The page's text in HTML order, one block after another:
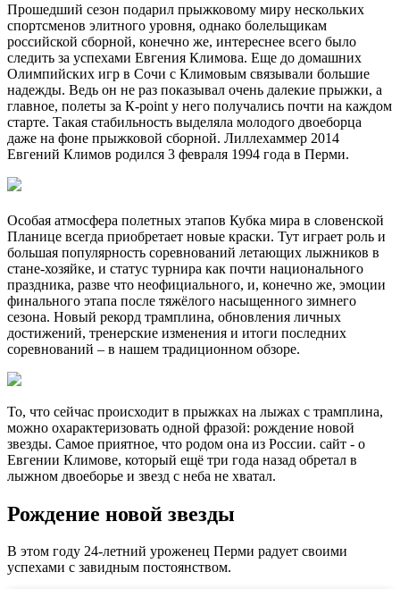
Прошедший сезон подарил прыжковому миру нескольких
спортсменов элитного уровня, однако болельщикам
российской сборной, конечно же, интереснее всего было
следить за успехами Евгения Климова. Еще до домашних
Олимпийских игр в Сочи с Климовым связывали большие
надежды. Ведь он не раз показывал очень далекие прыжки, а
главное, полеты за К-point у него получались почти на каждом
старте. Такая стабильность выделяла молодого двоеборца
даже на фоне прыжковой сборной. Лиллехаммер 2014
Евгений Климов родился 3 февраля 1994 года в Перми.
Особая атмосфера полетных этапов Кубка мира в словенской
Планице всегда приобретает новые краски. Тут играет роль и
большая популярность соревнований летающих лыжников в
стане-хозяйке, и статус турнира как почти национального
праздника, разве что неофициального, и, конечно же, эмоции
финального этапа после тяжёлого насыщенного зимнего
сезона. Новый рекорд трамплина, обновления личных
достижений, тренерские изменения и итоги последних
соревнований – в нашем традиционном обзоре.
То, что сейчас происходит в прыжках на лыжах с трамплина,
можно охарактеризовать одной фразой: рождение новой
звезды. Самое приятное, что родом она из России. сайт - о
Евгении Климове, который ещё три года назад обретал в
лыжном двоеборье и звезд с неба не хватал.
Рождение новой звезды
В этом году 24-летний уроженец Перми радует своими
успехами с завидным постоянством.